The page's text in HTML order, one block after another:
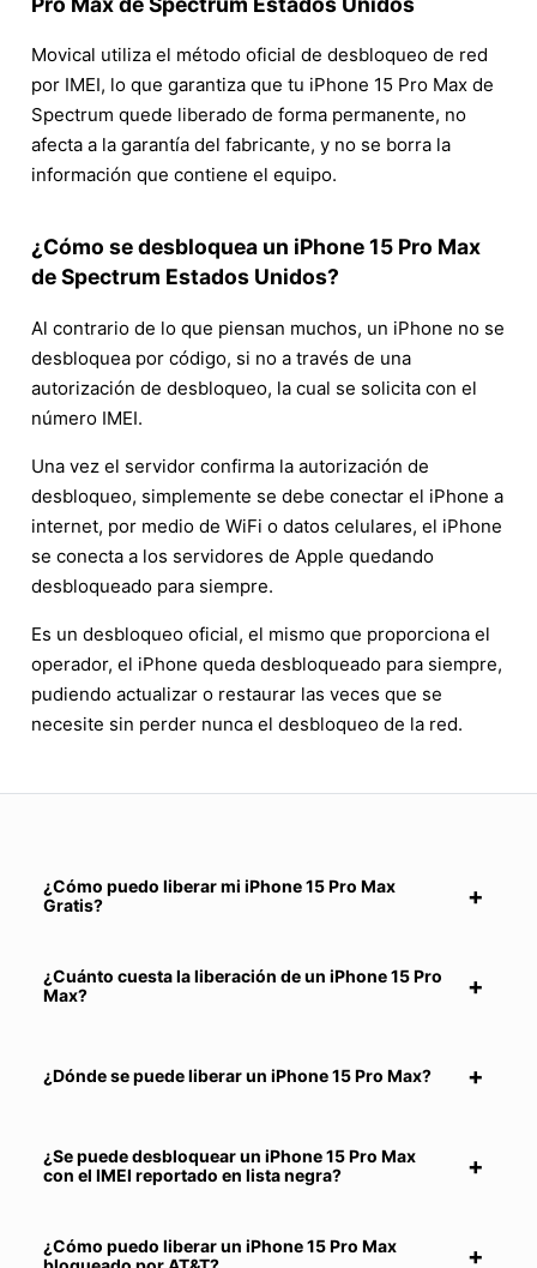
Movical utiliza el método oficial de desbloqueo de red
por IMEI, lo que garantiza que tu iPhone 15 Pro Max de
Spectrum quede liberado de forma permanente, no
afecta a la garantía del fabricante, y no se borra la
información que contiene el equipo.
¿Cómo se desbloquea un iPhone 15 Pro Max
de Spectrum Estados Unidos?
Al contrario de lo que piensan muchos, un iPhone no se
desbloquea por código, si no a través de una
autorización de desbloqueo, la cual se solicita con el
número IMEI.
Una vez el servidor confirma la autorización de
desbloqueo, simplemente se debe conectar el iPhone a
internet, por medio de WiFi o datos celulares, el iPhone
se conecta a los servidores de Apple quedando
desbloqueado para siempre.
Es un desbloqueo oficial, el mismo que proporciona el
operador, el iPhone queda desbloqueado para siempre,
pudiendo actualizar o restaurar las veces que se
necesite sin perder nunca el desbloqueo de la red.
¿Cómo puedo liberar mi iPhone 15 Pro Max
Gratis?
¿Cuánto cuesta la liberación de un iPhone 15 Pro
Max?
¿Dónde se puede liberar un iPhone 15 Pro Max?
¿Se puede desbloquear un iPhone 15 Pro Max
con el IMEI reportado en lista negra?
¿Cómo puedo liberar un iPhone 15 Pro Max